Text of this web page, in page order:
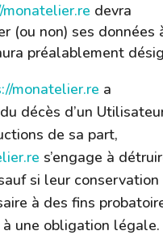
devra
(ou non) ses données
préalablement
monatelier.re a
décès d’un
de sa part,
s’engage à
si leur conservation
à des fins
à une obligation légale.